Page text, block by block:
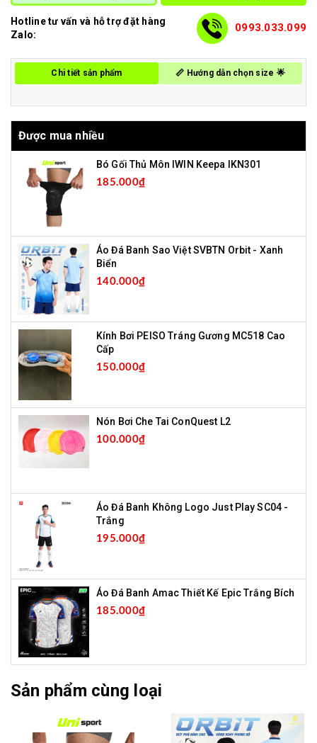
Hotline tư vấn và hỗ trợ đặt hàng
Zalo:
0993.033.099
Chi tiết sản phẩm 📏 Hướng dẫn chọn size 🌟
Được mua nhiều
Bó Gối Thủ Môn IWIN Keepa IKN301
185.000₫
Áo Đá Banh Sao Việt SVBTN Orbit - Xanh
Biển
140.000₫
Kính Bơi PEISO Tráng Gương MC518 Cao
Cấp
150.000₫
Nón Bơi Che Tai ConQuest L2
100.000₫
Áo Đá Banh Không Logo Just Play SC04 -
Trắng
195.000₫
Áo Đá Banh Amac Thiết Kế Epic Trắng Bích
185.000₫
Sản phẩm cùng loại